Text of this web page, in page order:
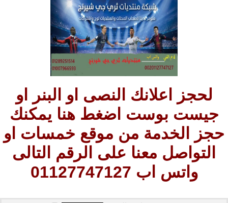
لحجز اعلانك النصى او البنر او
جيست بوست اضغط هنا يمكنك
حجز الخدمة من موقع خمسات او
التواصل معنا على الرقم التالى
واتس اب 01127747127